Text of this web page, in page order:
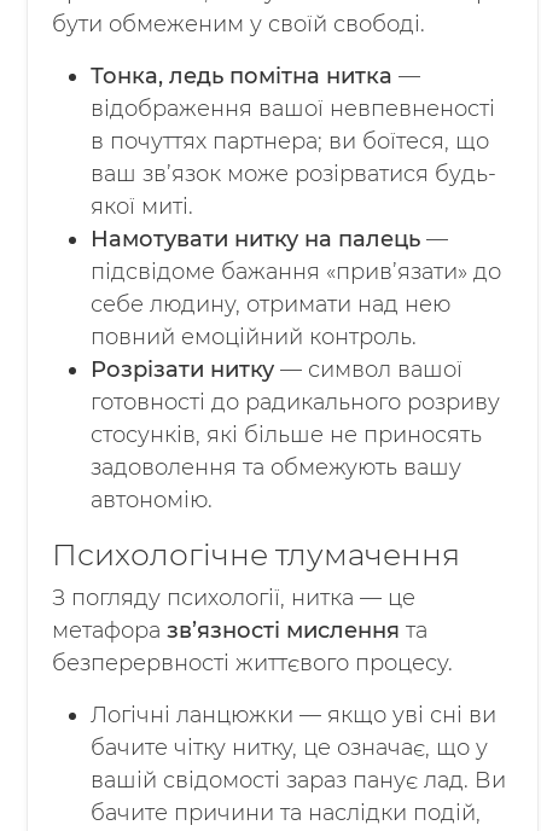
бути обмеженим у своїй свободі.
Тонка, ледь помітна нитка —
відображення вашої невпевненості
в почуттях партнера; ви боїтеся, що
ваш зв’язок може розірватися будь-
якої миті.
Намотувати нитку на палець —
підсвідоме бажання «прив’язати» до
себе людину, отримати над нею
повний емоційний контроль.
Розрізати нитку — символ вашої
готовності до радикального розриву
стосунків, які більше не приносять
задоволення та обмежують вашу
автономію.
Психологічне тлумачення
З погляду психології, нитка — це
метафора зв’язності мислення та
безперервності життєвого процесу.
Логічні ланцюжки — якщо уві сні ви
бачите чітку нитку, це означає, що у
вашій свідомості зараз панує лад. Ви
бачите причини та наслідки подій,